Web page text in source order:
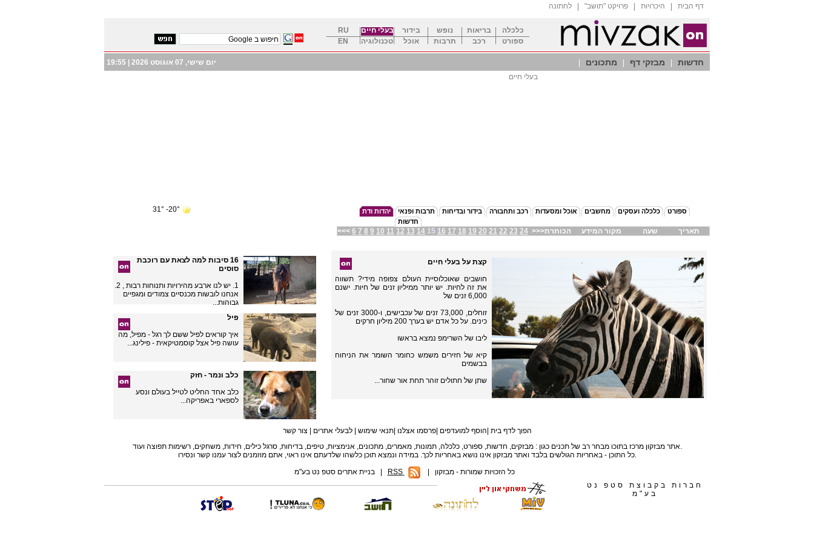
דף הבית היכרויות "פרויקט "תושב לחתונה
כלכלה בריאות נופש בידור בעלי חיים
RU
ספורט
רכב תרבות אוכל טכנולוגיה EN
חדשות מבזקי דף מתכונים יום שישי, 07 אוגוסט 2026 |
19:55
בעלי חיים
יהדות ודת תרבות ופנאי בידור ובדיחות רכב ותחבורה אוכל ומסעדות מחשבים כלכלה ועסקים
ספורט
חדשות
<<< 6 7 8 9 10 11 12 13 14 15 16 17 18 19 20 21 22 23 24 >>>הכותרת מקור המידע שעה תאריך
קצת על בעלי חיים
חושבים שאוכלוסיית העולם צפופה מידי? תשווה
את זה לחיות. יש יותר ממיליון זנים של חיות. ישנם
6,000 זנים של
זוחלים, 73,000 זנים של עכבישים, ו-3000 זנים של
כינים. על כל אדם יש בערך 200 מיליון חרקים
ליבו של השרימפ נמצא בראשו
קיא של חזירים משמש כחומר השומר את הניחוח
בבשמים
שתן של חתולים זוהר תחת אור שחור...
16 סיבות למה לצאת עם רוכבת
סוסים
1. יש לנו ארבע מהירויות ותנוחות רבות , 2.
אנחנו לובשות מכנסיים צמודים ומגפיים
גבוהות...
פיל
איך קוראים לפיל ששם לך רגל - מפיל, מה
עושה פיל אצל קוסמטיקאית - פילינג...
כלב ונמר - חזק
כלב אחד החליט לטייל בעולם ונסע
לספארי באפריקה...
הפוך לדף בית הוסף למועדפים |פרסמו אצלנו |תנאי שימוש |לבעלי אתרים
צור קשר
אתר מבזקון מרכז בתוכו מבחר רב של תכנים כגון : מבזקים, חדשות, ספורט, כלכלה, תמונות, מאמרים, מתכונים, אנימציות, טיפים, בדיחות, סרגל כילים, חידות, משחקים, רשימות תפוצה ועוד.
כל התוכן - באחריות הגולשים בלבד ואתר מבזקון אינו נושא באחריות לכך. במידה ונמצא תוכן כלשהו שלדעתם אינו ראוי, אתם מוזמנים לצור עמנו קשר ונסירו.
בניית אתריםסטפ נט בע"מ | RSS
כל הזכויות שמורות - מבזקון
חברות בקבוצת סטפ נט
בע"מ
20°- 31°